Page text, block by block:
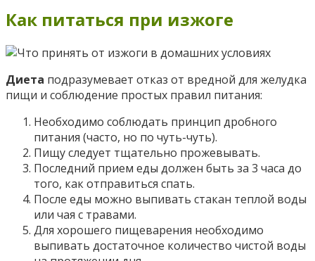
Как питаться при изжоге
Диета подразумевает отказ от вредной для желудка
пищи и соблюдение простых правил питания:
Необходимо соблюдать принцип дробного
питания (часто, но по чуть-чуть).
Пищу следует тщательно прожевывать.
Последний прием еды должен быть за 3 часа до
того, как отправиться спать.
После еды можно выпивать стакан теплой воды
или чая с травами.
Для хорошего пищеварения необходимо
выпивать достаточное количество чистой воды